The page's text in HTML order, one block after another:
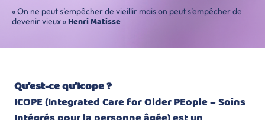
« On ne peut s’empêcher de vieillir mais on peut s’empêcher de
devenir vieux » Henri Matisse
Qu’est-ce qu’Icope ?
ICOPE (Integrated Care for Older PEople – Soins